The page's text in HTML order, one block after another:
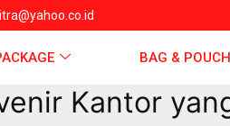
BAG & POUCH
Kantor